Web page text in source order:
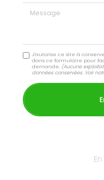
Message
J'autorise ce site à
dans ce formulaire pour
demande. (Aucune
données conservées. Voir